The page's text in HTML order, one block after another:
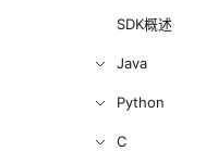
SDK概述
Java
Python
C